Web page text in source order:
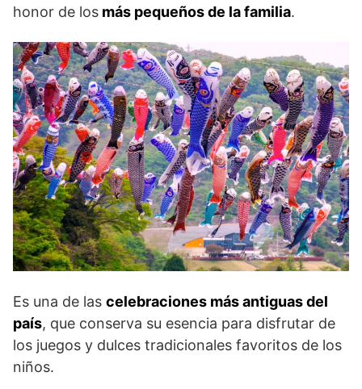
honor de los más pequeños de la familia.
Es una de las celebraciones más antiguas del
país, que conserva su esencia para disfrutar de
los juegos y dulces tradicionales favoritos de los
niños.